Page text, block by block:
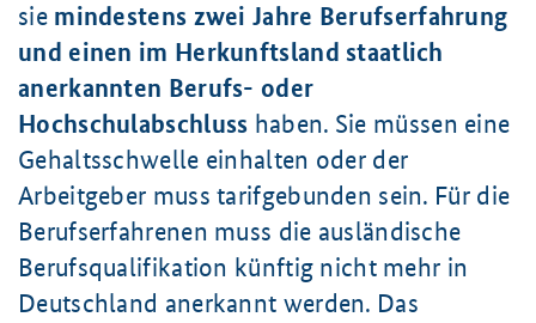
sie mindestens zwei Jahre Berufserfahrung
und einen im Herkunftsland staatlich
anerkannten Berufs- oder
Hochschulabschluss haben. Sie müssen eine
Gehaltsschwelle einhalten oder der
Arbeitgeber muss tarifgebunden sein. Für die
Berufserfahrenen muss die ausländische
Berufsqualifikation künftig nicht mehr in
Deutschland anerkannt werden. Das